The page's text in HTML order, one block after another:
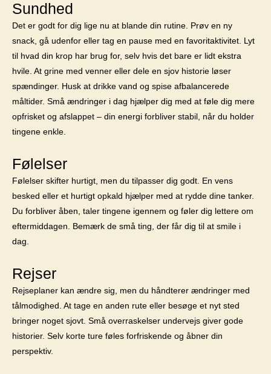
Sundhed
Det er godt for dig lige nu at blande din rutine. Prøv en ny
snack, gå udenfor eller tag en pause med en favoritaktivitet. Lyt
til hvad din krop har brug for, selv hvis det bare er lidt ekstra
hvile. At grine med venner eller dele en sjov historie løser
spændinger. Husk at drikke vand og spise afbalancerede
måltider. Små ændringer i dag hjælper dig med at føle dig mere
opfrisket og afslappet – din energi forbliver stabil, når du holder
tingene enkle.
Følelser
Følelser skifter hurtigt, men du tilpasser dig godt. En vens
besked eller et hurtigt opkald hjælper med at rydde dine tanker.
Du forbliver åben, taler tingene igennem og føler dig lettere om
eftermiddagen. Bemærk de små ting, der får dig til at smile i
dag.
Rejser
Rejseplaner kan ændre sig, men du håndterer ændringer med
tålmodighed. At tage en anden rute eller besøge et nyt sted
bringer noget sjovt. Små overraskelser undervejs giver gode
historier. Selv korte ture føles forfriskende og åbner din
perspektiv.